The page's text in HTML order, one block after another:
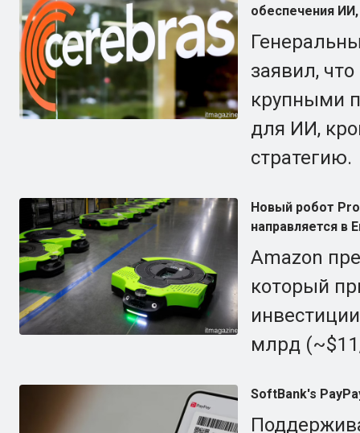
обеспечения
заявил,
крупными
для ИИ,
стратегию.
Новый робот
направляется в
Amazon
который
млрд
SoftBank's